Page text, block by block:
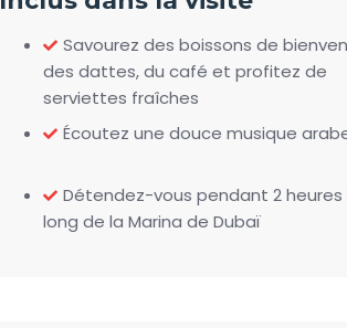
Savourez des boissons de
des dattes, du café et profitez de
serviettes fraîches
Écoutez une douce musique
Détendez-vous pendant 2 heures
long de la Marina de Dubaï